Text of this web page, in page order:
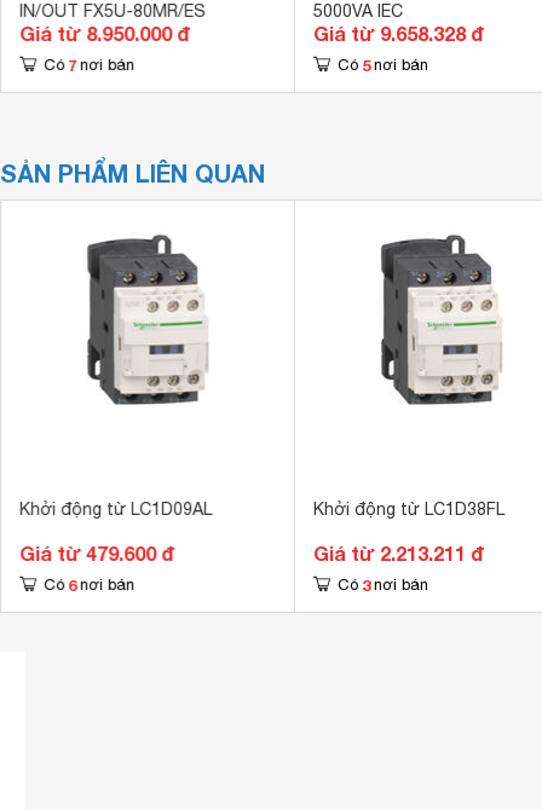
IN/OUT FX5U-80MR/ES
Giá từ 8.950.000 đ
Có 7 nơi bán
5000VA IEC
Giá từ 9.658.328 đ
Có 5 nơi bán
SẢN PHẨM LIÊN QUAN
Khởi động từ LC1D09AL
Giá từ 479.600 đ
Có 6 nơi bán
Khởi động từ LC1D38FL
Giá từ 2.213.211 đ
Có 3 nơi bán